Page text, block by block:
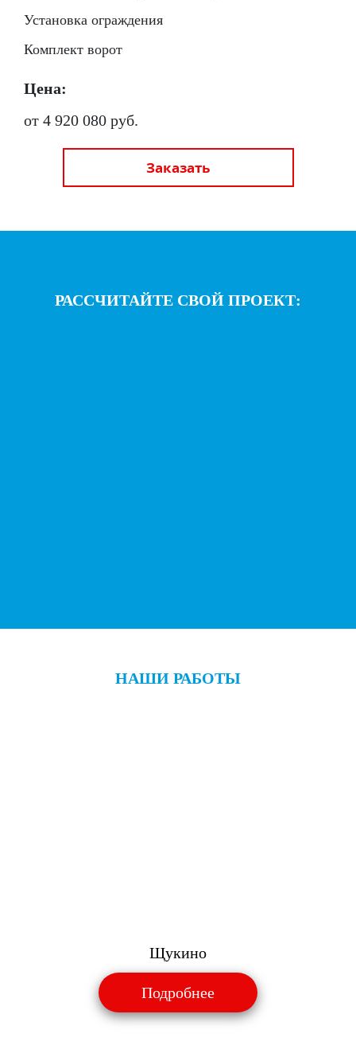
Установка ограждения
Комплект ворот
Цена:
от 4 920 080 руб.
Заказать
РАССЧИТАЙТЕ СВОЙ ПРОЕКТ:
НАШИ РАБОТЫ
Щукино
Подробнее